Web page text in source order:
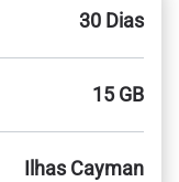
30 Dias
15 GB
Ilhas Cayman